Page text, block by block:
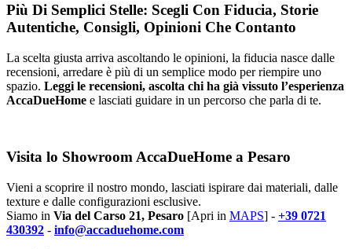
Più Di Semplici Stelle: Scegli Con Fiducia, Storie
Autentiche, Consigli, Opinioni Che Contanto
La scelta giusta arriva ascoltando le opinioni, la fiducia nasce dalle
recensioni, arredare è più di un semplice modo per riempire uno
spazio. Leggi le recensioni, ascolta chi ha già vissuto l’esperienza
AccaDueHome e lasciati guidare in un percorso che parla di te.
Visita lo Showroom AccaDueHome a Pesaro
Vieni a scoprire il nostro mondo, lasciati ispirare dai materiali, dalle
texture e dalle configurazioni esclusive.
Siamo in Via del Carso 21, Pesaro [Apri in MAPS] - +39 0721
430392 - info@accaduehome.com